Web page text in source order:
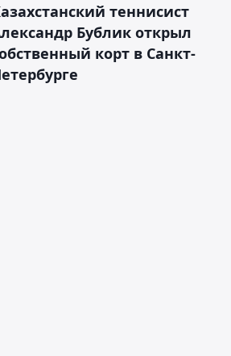
теннисист
Бублик открыл
корт в Санкт-